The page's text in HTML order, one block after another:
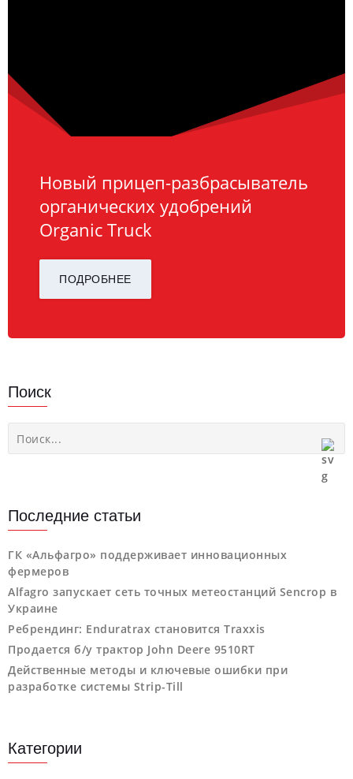
Новый прицеп-разбрасыватель
органических удобрений
Organic Truck
ПОДРОБНЕЕ
Поиск
Последние статьи
ГК «Альфагро» поддерживает инновационных
фермеров
Alfagro запускает сеть точных метеостанций Sencrop в
Украине
Ребрендинг: Enduratrax становится Traxxis
Продается б/у трактор John Deere 9510RT
Действенные методы и ключевые ошибки при
разработке системы Strip-Till
Категории